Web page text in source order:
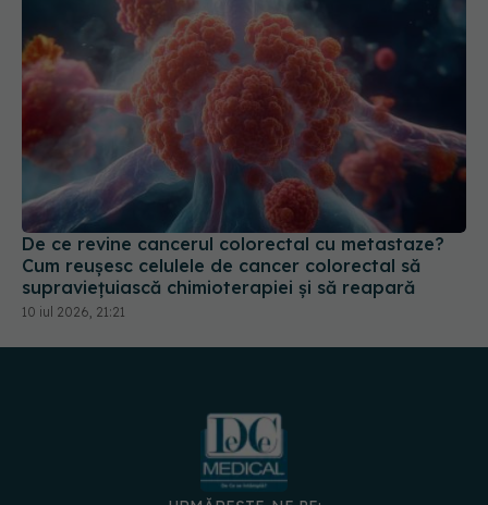
De ce revine cancerul colorectal cu metastaze?
Cum reușesc celulele de cancer colorectal să
supraviețuiască chimioterapiei și să reapară
10 iul 2026, 21:21
URMĂREȘTE-NE PE: